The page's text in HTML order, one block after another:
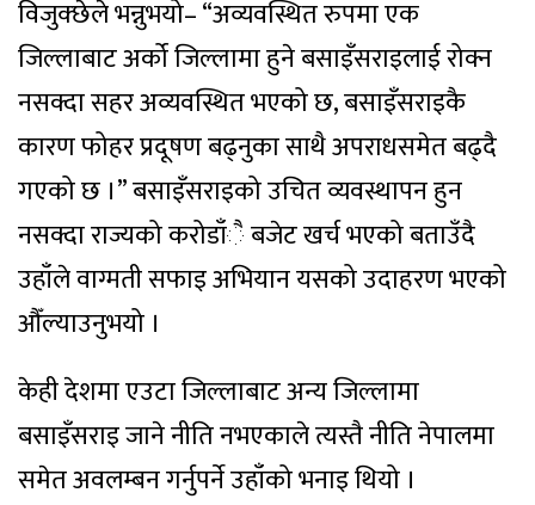
विजुक्छेले भन्नुभयो– “अव्यवस्थित रुपमा एक
जिल्लाबाट अर्को जिल्लामा हुने बसाइँसराइलाई रोक्न
नसक्दा सहर अव्यवस्थित भएको छ, बसाइँसराइकै
कारण फोहर प्रदूषण बढ्नुका साथै अपराधसमेत बढ्दै
गएको छ ।” बसाइँसराइको उचित व्यवस्थापन हुन
नसक्दा राज्यको करोडाँै बजेट खर्च भएको बताउँदै
उहाँले वाग्मती सफाइ अभियान यसको उदाहरण भएको
औँल्याउनुभयो ।
केही देशमा एउटा जिल्लाबाट अन्य जिल्लामा
बसाइँसराइ जाने नीति नभएकाले त्यस्तै नीति नेपालमा
समेत अवलम्बन गर्नुपर्ने उहाँको भनाइ थियो ।